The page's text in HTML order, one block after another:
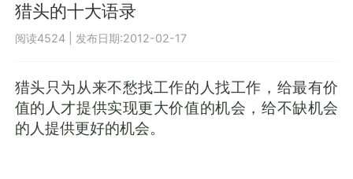
猎头的十大语录
阅读4524 发布日期:2012-02-17
猎头只为从来不愁找工作的人找工作，给最有价
值的人才提供实现更大价值的机会，给不缺机会
的人提供更好的机会。